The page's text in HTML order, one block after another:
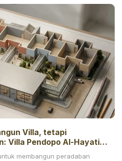
Villa, tetapi
Villa Pendopo Al-Hayati
membangun peradaban